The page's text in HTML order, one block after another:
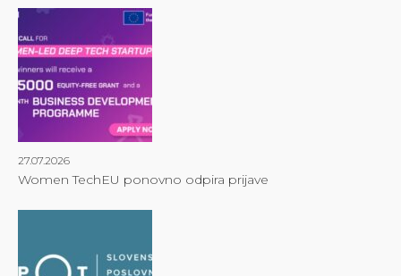
27.07.2026
Women TechEU ponovno odpira prijave